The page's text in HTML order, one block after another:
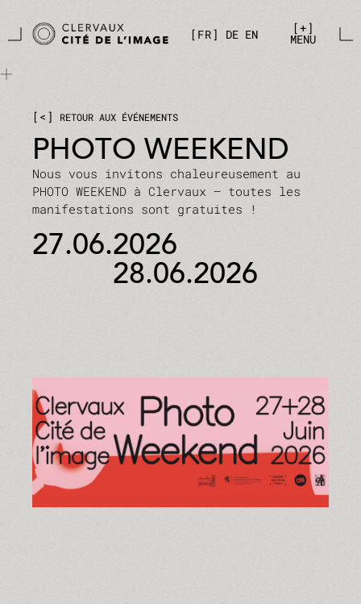
FR
DE EN +
MENU
< RETOUR AUX ÉVÉNEMENTS
PHOTO WEEKEND
Nous vous invitons chaleureusement au
PHOTO WEEKEND à Clervaux – toutes les
manifestations sont gratuites !
27.06.2026
28.06.2026